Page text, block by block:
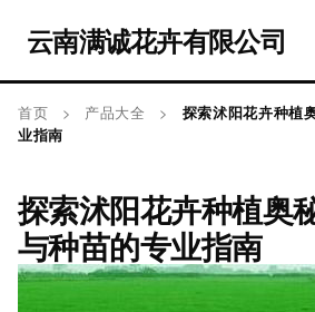
云南满诚花卉有限公司
首页 > 产品大全 >
探索沭阳花卉种植
业指南
探索沭阳花卉种植奥
与种苗的专业指南